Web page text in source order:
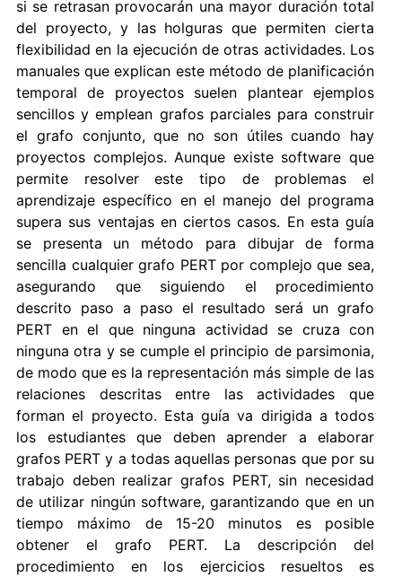
si se retrasan provocarán una mayor duración total
del proyecto, y las holguras que permiten cierta
flexibilidad en la ejecución de otras actividades. Los
manuales que explican este método de planificación
temporal de proyectos suelen plantear ejemplos
sencillos y emplean grafos parciales para construir
el grafo conjunto, que no son útiles cuando hay
proyectos complejos. Aunque existe software que
permite resolver este tipo de problemas el
aprendizaje específico en el manejo del programa
supera sus ventajas en ciertos casos. En esta guía
se presenta un método para dibujar de forma
sencilla cualquier grafo PERT por complejo que sea,
asegurando que siguiendo el procedimiento
descrito paso a paso el resultado será un grafo
PERT en el que ninguna actividad se cruza con
ninguna otra y se cumple el principio de parsimonia,
de modo que es la representación más simple de las
relaciones descritas entre las actividades que
forman el proyecto. Esta guía va dirigida a todos
los estudiantes que deben aprender a elaborar
grafos PERT y a todas aquellas personas que por su
trabajo deben realizar grafos PERT, sin necesidad
de utilizar ningún software, garantizando que en un
tiempo máximo de 15-20 minutos es posible
obtener el grafo PERT. La descripción del
procedimiento en los ejercicios resueltos es